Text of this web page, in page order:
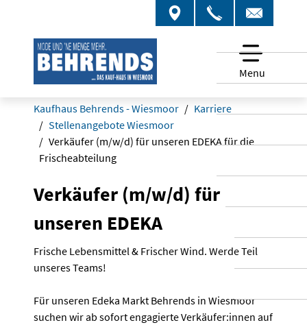
Menu
Kaufhaus Behrends - Wiesmoor
Karriere
Stellenangebote Wiesmoor
Verkäufer (m/w/d) für unseren EDEKA für die
Frischeabteilung
Verkäufer (m/w/d) für
unseren EDEKA
Frische Lebensmittel & Frischer Wind. Werde Teil
unseres Teams!
Für unseren Edeka Markt Behrends in Wiesmoor
suchen wir ab sofort engagierte Verkäufer:innen auf